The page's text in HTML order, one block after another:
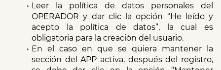
Leer la política de datos personales del
OPERADOR y dar clic la opción “He leído y
acepto la política de datos”, la cual es
obligatoria para la creación del usuario.
En el caso en que se quiera mantener la
sección del APP activa, después del registro,